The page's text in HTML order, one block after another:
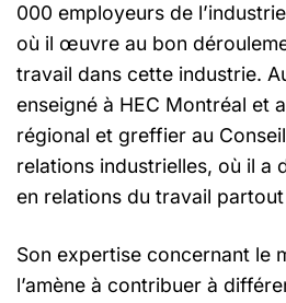
000 employeurs de
où il œuvre au bon
travail dans cette industrie.
enseigné à HEC Montréal et
régional et greffier au
relations industrielles, où il a
en relations du travail
Son expertise concernant le
l’amène à contribuer à